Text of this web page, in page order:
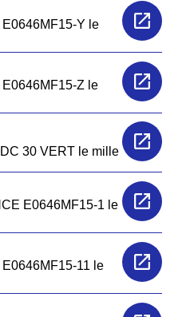
Y le
Z le
30 VERT le mille
E0646MF15-1 le
11 le